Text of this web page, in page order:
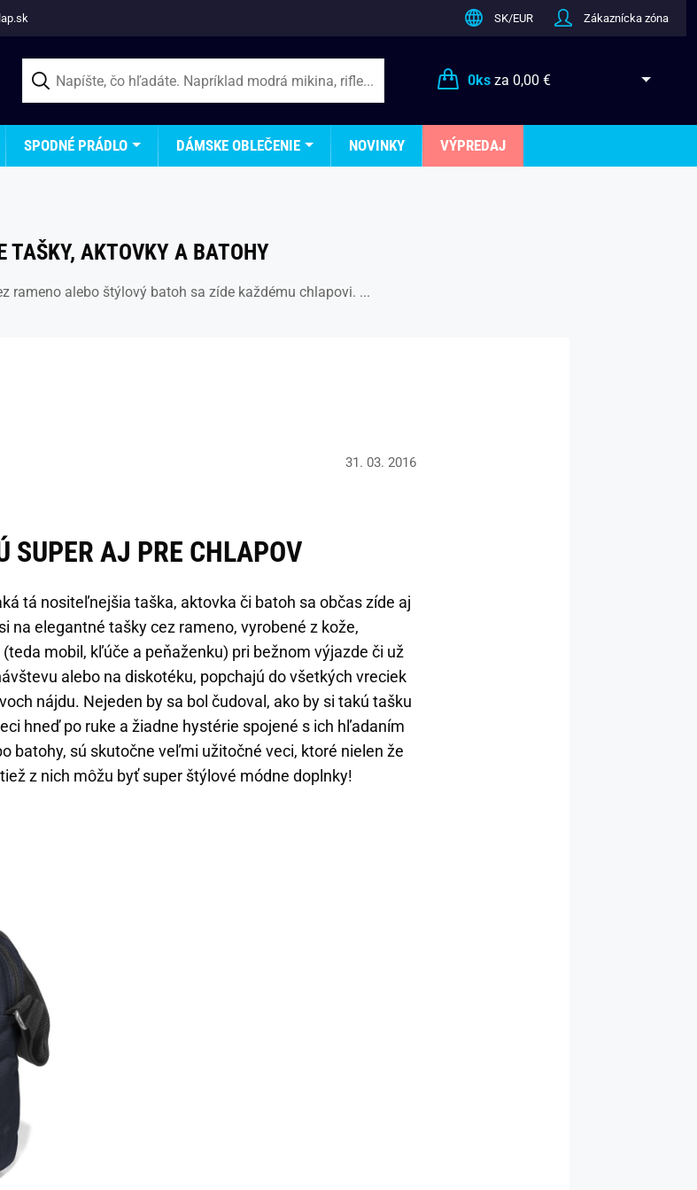
SK/EUR Zákaznícka zóna
0ksza 0,00 €
SPODNÉ PRÁDLO DÁMSKE OBLEČENIE NOVINKY VÝPREDAJ
TAŠKY, AKTOVKY A BATOHY
rameno alebo štýlový batoh sa zíde každému chlapovi. ...
31. 03. 2016
SUPER AJ PRE CHLAPOV
tá nositeľnejšia taška, aktovka či batoh sa občas zíde aj
na elegantné tašky cez rameno, vyrobené z kože,
mobil, kľúče a peňaženku) pri bežnom výjazde či už
alebo na diskotéku, popchajú do všetkých vreciek
nájdu. Nejeden by sa bol čudoval, ako by si takú tašku
hneď po ruke a žiadne hystérie spojené s ich hľadaním
batohy, sú skutočne veľmi užitočné veci, ktoré nielen že
z nich môžu byť super štýlové módne doplnky!